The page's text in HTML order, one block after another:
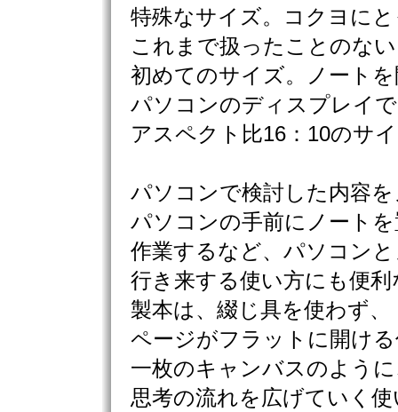
特殊なサイズ。コクヨに
これまで扱ったことのな
初めてのサイズ。ノート
パソコンのディスプレイ
アスペクト比16：10のサ
パソコンで検討した内容
パソコンの手前にノート
作業するなど、パソコン
行き来する使い方にも便
製本は、綴じ具を使わず、
ページがフラットに開け
一枚のキャンバスのよう
思考の流れを広げていく